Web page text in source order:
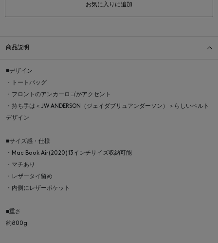
お気に入りに追加
商品説明
■デザイン
・トートバッグ
・フロントのアンカーロゴがアクセント
・持ち手は＜JW ANDERSON（ジェイダブリュアンダーソン）＞らしいベルト
デザイン
■サイズ感・仕様
・Mac Book Air(2020)13インチサイズ収納可能
・マチあり
・レザータイ留め
・内側にレザーポケット
■重さ
約800g